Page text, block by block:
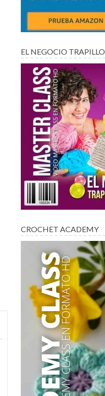
EL NEGOCIO TRAPILLO
CROCHET ACADEMY